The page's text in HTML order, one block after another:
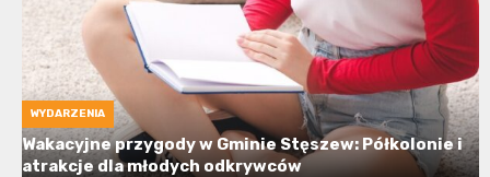
WYDARZENIA
Wakacyjne przygody w Gminie Stęszew: Półkolonie i
atrakcje dla młodych odkrywców